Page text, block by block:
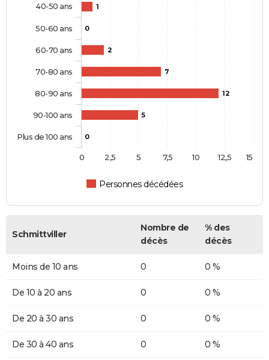
1
0
2
7
12
5
0
Personnes décédées
40-50 ans
50-60 ans
60-70 ans
70-80 ans
80-90 ans
90-100 ans
Plus de 100 ans
0 2,5 5 7,5 10 12,5 15
Schmittviller
Nombre de
décès
% des
décès
Moins de 10 ans 0 0 %
De 10 à 20 ans 0 0 %
De 20 à 30 ans 0 0 %
De 30 à 40 ans 0 0 %